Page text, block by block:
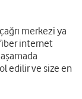
merkezi ya
internet
edilir ve size en